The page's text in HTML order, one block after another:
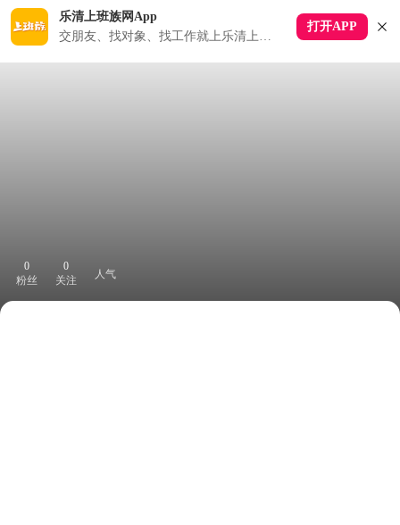
乐清上班族网App
交朋友、找对象、找工作就上乐清上班族APP
打开APP
0
粉丝
0
关注
人气
下拉刷新